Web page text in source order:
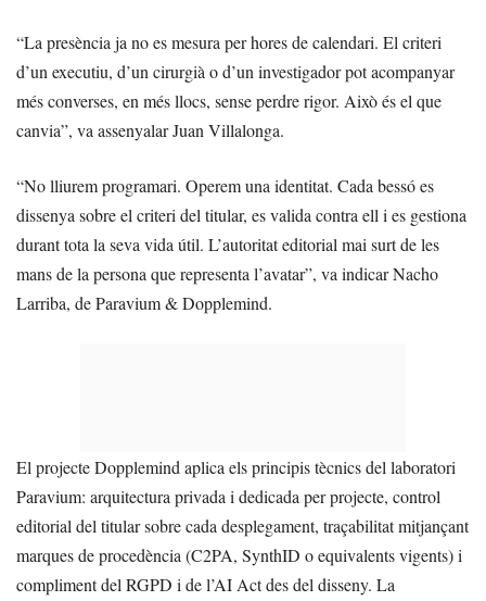
“La presència ja no es mesura per hores de calendari. El criteri
d’un executiu, d’un cirurgià o d’un investigador pot acompanyar
més converses, en més llocs, sense perdre rigor. Això és el que
canvia”, va assenyalar Juan Villalonga.
“No lliurem programari. Operem una identitat. Cada bessó es
dissenya sobre el criteri del titular, es valida contra ell i es gestiona
durant tota la seva vida útil. L’autoritat editorial mai surt de les
mans de la persona que representa l’avatar”, va indicar Nacho
Larriba, de Paravium & Dopplemind.
El projecte Dopplemind aplica els principis tècnics del laboratori
Paravium: arquitectura privada i dedicada per projecte, control
editorial del titular sobre cada desplegament, traçabilitat mitjançant
marques de procedència (C2PA, SynthID o equivalents vigents) i
compliment del RGPD i de l’AI Act des del disseny. La